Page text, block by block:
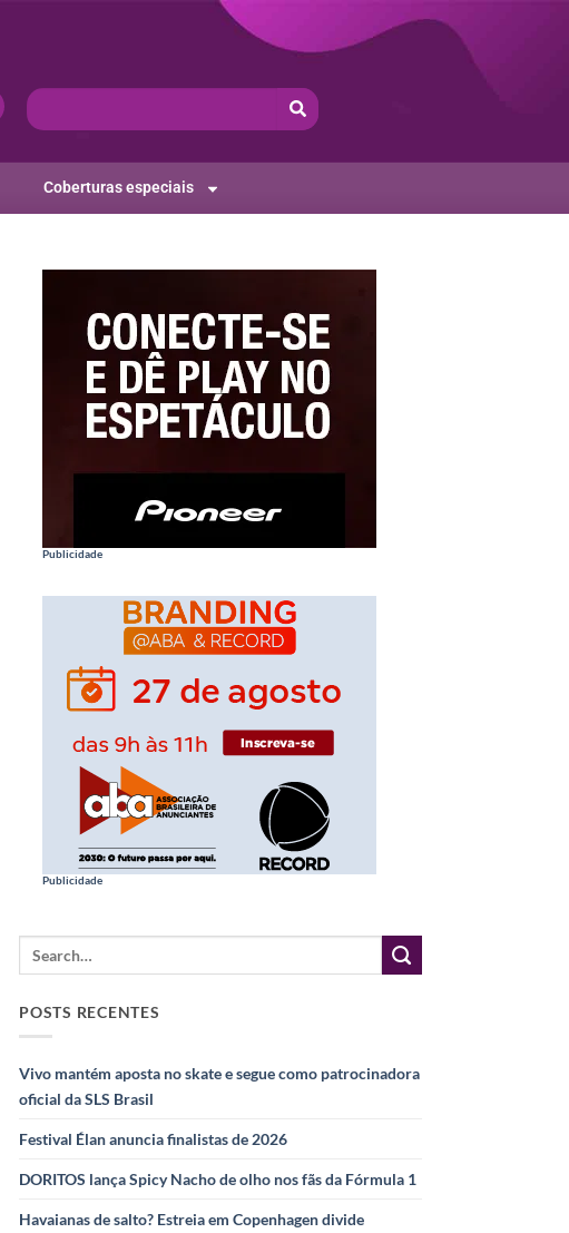
Coberturas especiais
Publicidade
Publicidade
POSTS RECENTES
Vivo mantém aposta no skate e segue como patrocinadora
oficial da SLS Brasil
Festival Élan anuncia finalistas de 2026
DORITOS lança Spicy Nacho de olho nos fãs da Fórmula 1
Havaianas de salto? Estreia em Copenhagen divide